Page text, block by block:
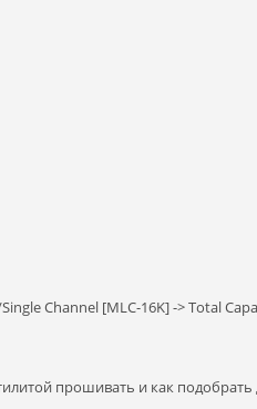
Channel [MLC-16K] -> Total
прошивать и как